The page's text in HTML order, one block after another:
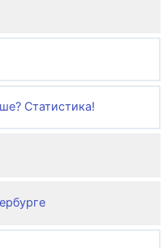
Статистика!